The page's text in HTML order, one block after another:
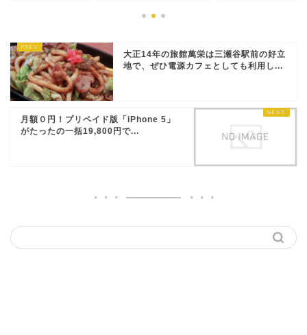
大正14年の旅館萬栄は三瀬谷駅前の好立
地で、ぜひ電源カフェとしても利用し...
月額０円！プリペイド版「iPhone 5」
がたったの一括19,800円で...